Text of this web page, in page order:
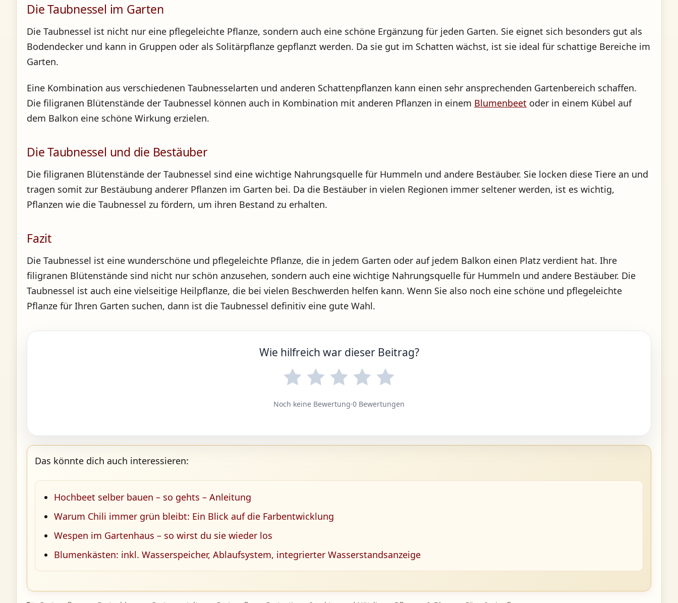
Die Taubnessel im Garten
Die Taubnessel ist nicht nur eine pflegeleichte Pflanze, sondern auch eine schöne Ergänzung für jeden Garten. Sie eignet sich besonders gut als
Bodendecker und kann in Gruppen oder als Solitärpflanze gepflanzt werden. Da sie gut im Schatten wächst, ist sie ideal für schattige Bereiche im
Garten.
Eine Kombination aus verschiedenen Taubnesselarten und anderen Schattenpflanzen kann einen sehr ansprechenden Gartenbereich schaffen.
Die filigranen Blütenstände der Taubnessel können auch in Kombination mit anderen Pflanzen in einem Blumenbeet oder in einem Kübel auf
dem Balkon eine schöne Wirkung erzielen.
Die Taubnessel und die Bestäuber
Die filigranen Blütenstände der Taubnessel sind eine wichtige Nahrungsquelle für Hummeln und andere Bestäuber. Sie locken diese Tiere an und
tragen somit zur Bestäubung anderer Pflanzen im Garten bei. Da die Bestäuber in vielen Regionen immer seltener werden, ist es wichtig,
Pflanzen wie die Taubnessel zu fördern, um ihren Bestand zu erhalten.
Fazit
Die Taubnessel ist eine wunderschöne und pflegeleichte Pflanze, die in jedem Garten oder auf jedem Balkon einen Platz verdient hat. Ihre
filigranen Blütenstände sind nicht nur schön anzusehen, sondern auch eine wichtige Nahrungsquelle für Hummeln und andere Bestäuber. Die
Taubnessel ist auch eine vielseitige Heilpflanze, die bei vielen Beschwerden helfen kann. Wenn Sie also noch eine schöne und pflegeleichte
Pflanze für Ihren Garten suchen, dann ist die Taubnessel definitiv eine gute Wahl.
Wie hilfreich war dieser Beitrag?
Noch keine Bewertung·0 Bewertungen
Das könnte dich auch interessieren:
Hochbeet selber bauen – so gehts – Anleitung
Warum Chili immer grün bleibt: Ein Blick auf die Farbentwicklung
Wespen im Gartenhaus – so wirst du sie wieder los
Blumenkästen: inkl. Wasserspeicher, Ablaufsystem, integrierter Wasserstandsanzeige